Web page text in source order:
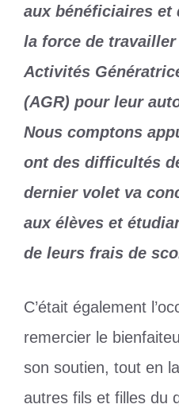
aux bénéficiaires et
la force de
Activités
(AGR) pour leur
Nous comptons
ont des difficultés
dernier volet va
aux élèves et
de leurs frais de
C’était également
remercier le
son soutien, tout en
autres fils et filles du